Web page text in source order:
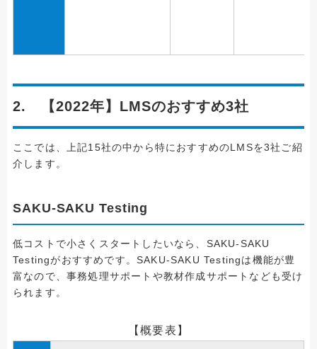
2. 【2022年】LMSのおすすめ3社
ここでは、上記15社の中から特におすすめのLMSを3社ご紹
介します。
SAKU-SAKU Testing
低コストで小さくスタートしたいなら、SAKU-SAKU
Testingがおすすめです。SAKU-SAKU Testingは機能が豊
富なので、事務処理サポートや教材作成サポートなども受け
られます。
【概要表】